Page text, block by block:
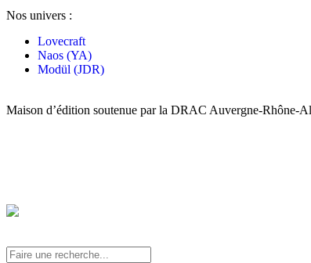
Nos univers :
Lovecraft
Naos (YA)
Modül (JDR)
Maison d’édition soutenue par la DRAC Auvergne-Rhône-